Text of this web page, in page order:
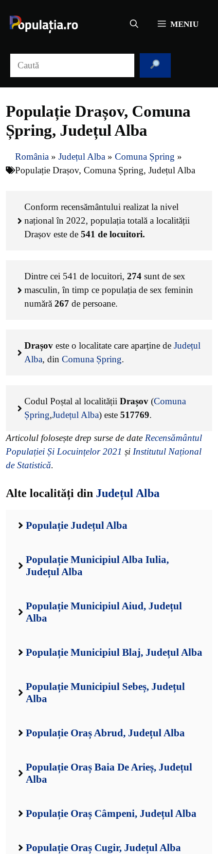
conținut
MENIU
Populație Drașov, Comuna
Șpring, Județul Alba
România » Județul Alba » Comuna Șpring »
Populație Drașov, Comuna Șpring, Județul Alba
Conform recensământului realizat la nivel
național în 2022, populația totală a localității
Drașov este de 541 de locuitori.
Dintre cei 541 de locuitori, 274 sunt de sex
masculin, în timp ce populația de sex feminin
numără 267 de persoane.
Drașov este o localitate care aparține de Județul
Alba, din Comuna Șpring.
Codul Poștal al localității Drașov (Comuna
Șpring,Județul Alba) este 517769.
Articolul folosește drep surse de date Recensământul
Populației Și Locuințelor 2021 și Institutul Național
de Statistică.
Alte localități din Județul Alba
Populație Județul Alba
Populație Municipiul Alba Iulia,
Județul Alba
Populație Municipiul Aiud, Județul
Alba
Populație Municipiul Blaj, Județul Alba
Populație Municipiul Sebeș, Județul
Alba
Populație Oraș Abrud, Județul Alba
Populație Oraș Baia De Arieș, Județul
Alba
Populație Oraș Câmpeni, Județul Alba
Populație Oraș Cugir, Județul Alba